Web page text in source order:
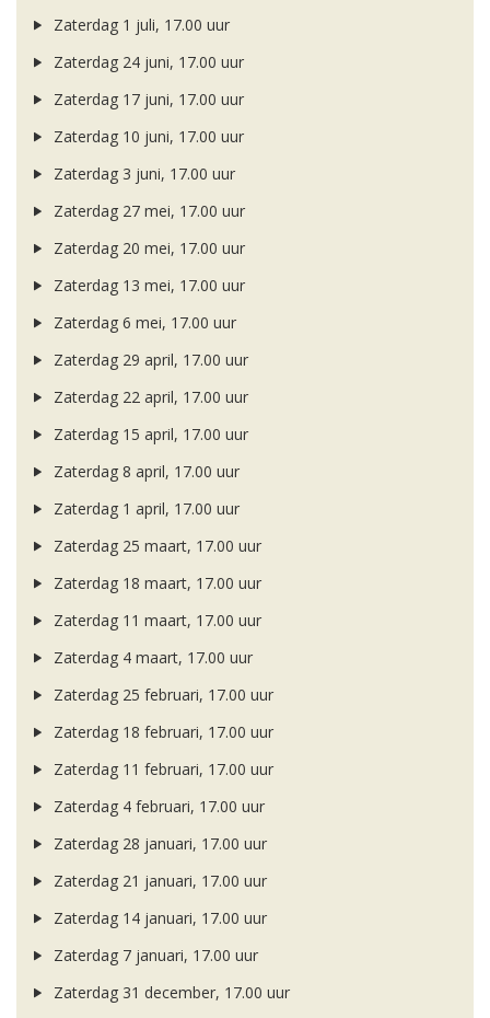
Zaterdag 1 juli, 17.00 uur
Zaterdag 24 juni, 17.00 uur
Zaterdag 17 juni, 17.00 uur
Zaterdag 10 juni, 17.00 uur
Zaterdag 3 juni, 17.00 uur
Zaterdag 27 mei, 17.00 uur
Zaterdag 20 mei, 17.00 uur
Zaterdag 13 mei, 17.00 uur
Zaterdag 6 mei, 17.00 uur
Zaterdag 29 april, 17.00 uur
Zaterdag 22 april, 17.00 uur
Zaterdag 15 april, 17.00 uur
Zaterdag 8 april, 17.00 uur
Zaterdag 1 april, 17.00 uur
Zaterdag 25 maart, 17.00 uur
Zaterdag 18 maart, 17.00 uur
Zaterdag 11 maart, 17.00 uur
Zaterdag 4 maart, 17.00 uur
Zaterdag 25 februari, 17.00 uur
Zaterdag 18 februari, 17.00 uur
Zaterdag 11 februari, 17.00 uur
Zaterdag 4 februari, 17.00 uur
Zaterdag 28 januari, 17.00 uur
Zaterdag 21 januari, 17.00 uur
Zaterdag 14 januari, 17.00 uur
Zaterdag 7 januari, 17.00 uur
Zaterdag 31 december, 17.00 uur